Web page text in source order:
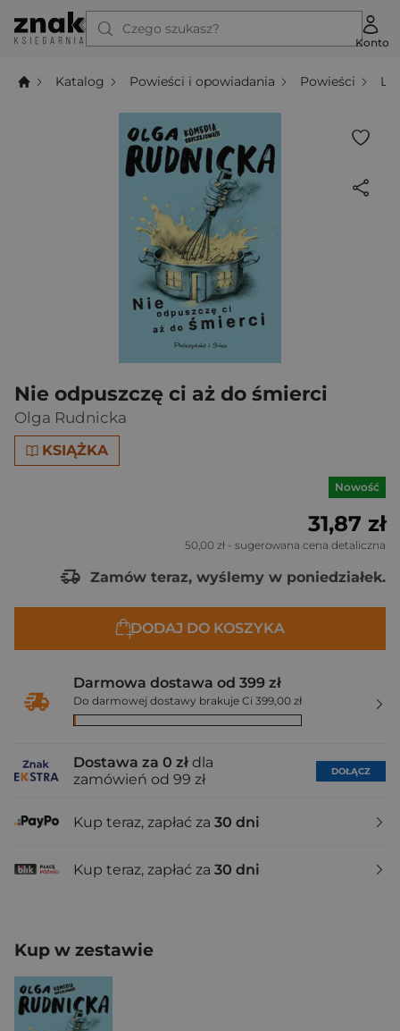
Czego szukasz?
Konto
Katalog Powieści i opowiadania Powieści
Nie odpuszczę ci aż do śmierci
Olga Rudnicka
KSIĄŻKA
Nowość
31,87 zł
50,00 zł - sugerowana cena detaliczna
Zamów teraz, wyślemy w poniedziałek.
DODAJ DO KOSZYKA
Darmowa dostawa od 399 zł
Do darmowej dostawy brakuje Ci 399,00 zł
Dostawa za 0 zł dla
zamówień od 99 zł
DOŁĄCZ
Kup teraz, zapłać za 30 dni
Kup teraz, zapłać za 30 dni
Kup w zestawie